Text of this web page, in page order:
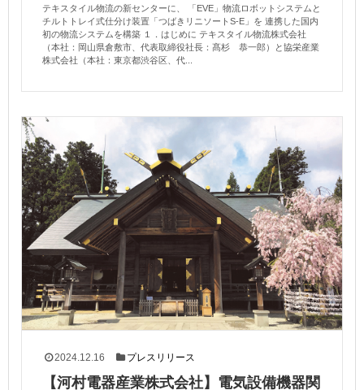
テキスタイル物流の新センターに、 「EVE」物流ロボットシステムと
チルトトレイ式仕分け装置「つばきリニソートS-E」を 連携した国内
初の物流システムを構築 １．はじめに テキスタイル物流株式会社
（本社：岡山県倉敷市、代表取締役社長：髙杉 恭一郎）と協栄産業
株式会社（本社：東京都渋谷区、代...
2024.12.16 プレスリリース
【河村電器産業株式会社】電気設備機器関